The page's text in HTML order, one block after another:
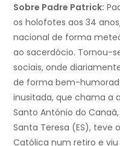
Sobre Padre Patrick:
os holofotes aos 34
nacional de forma
ao sacerdócio. Tornou-
sociais, onde
de forma bem-
inusitada, que chama a
Santo António do
Santa Teresa (ES),
Católica num retiro e